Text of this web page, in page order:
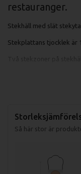
restauranger.
Stekhäll med slät
Stekplattans tjocklek är
Stekytans yta är 80x51
Specifikationer fritös
Så här stor är